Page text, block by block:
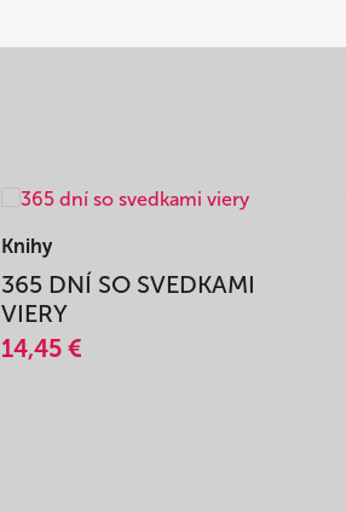
Knihy
365 DNÍ SO SVEDKAMI
VIERY
14,45 €